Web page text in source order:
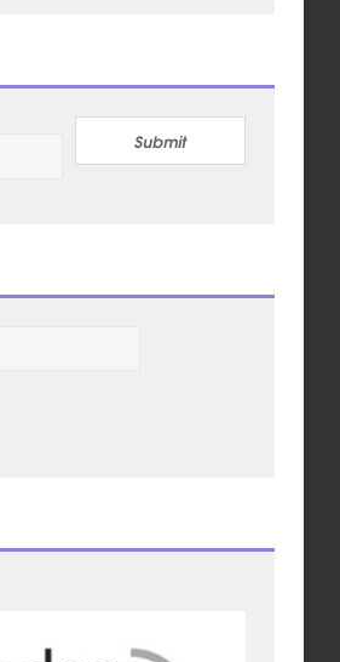
Submit